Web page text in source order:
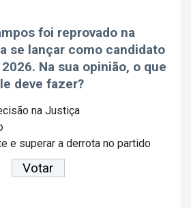
foi reprovado na
se lançar como candidato
Na sua opinião, o que
deve fazer?
na Justiça
e superar a derrota no partido